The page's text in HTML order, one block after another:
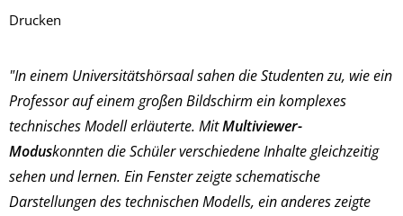
Drucken
"In einem Universitätshörsaal sahen die Studenten zu, wie ein
Professor auf einem großen Bildschirm ein komplexes
technisches Modell erläuterte. MitMultiviewer-
Moduskonnten die Schüler verschiedene Inhalte gleichzeitig
sehen und lernen. Ein Fenster zeigte schematische
Darstellungen des technischen Modells, ein anderes zeigte